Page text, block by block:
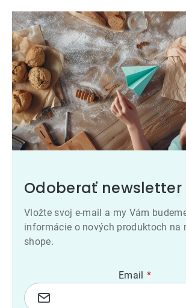
Odoberať newsletter
Vložte svoj e-mail a my Vám
informácie o nových produktoch na
shope.
Email